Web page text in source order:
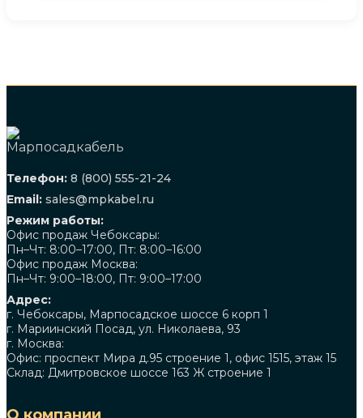
Телефон: 8 (800) 555-21-24
Email: sales@mpkabel.ru
Режим работы:
Офис продаж Чебоксары:
Пн–Чт: 8:00–17:00, Пт: 8:00–16:00
Офис продаж Москва:
Пн–Чт: 9:00–18:00, Пт: 9:00–17:00
Адрес:
г. Чебоксары, Марпосадское шоссе 6 корп 1
г. Мариинский Посад, ул. Николаева, 93
г. Москва:
Офис: проспект Мира д.95 строение 1, офис 1515, этаж 15
Склад: Дмитровское шоссе 163 Ж строение 1